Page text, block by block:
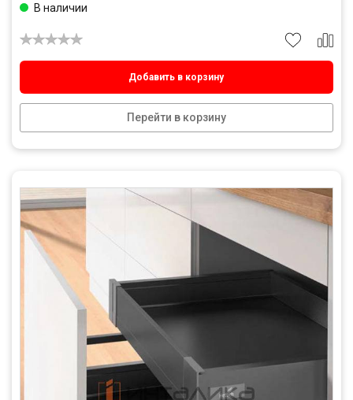
Добавить в корзину
Перейти в корзину
В наличии